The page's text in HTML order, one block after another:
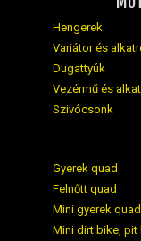
Hengerek
Variátor és
Dugattyúk
Vezérmű és
Szivócsonk
Gyerek quad
Felnőtt quad
Mini gyerek quad
Mini dirt bike, pit